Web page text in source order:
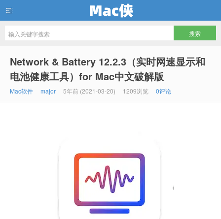
Network & Battery 12.2.3（实时网速显示和
电池健康工具）for Mac中文破解版
Mac软件 major 5年前 (2021-03-20) 1209浏览 0评论